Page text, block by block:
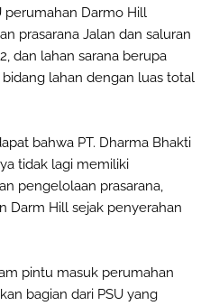
perumahan Darmo Hill
prasarana Jalan dan saluran
dan lahan sarana berupa
lahan dengan luas total
bahwa PT. Dharma Bhakti
tidak lagi memiliki
pengelolaan prasarana,
Darm Hill sejak penyerahan
pintu masuk perumahan
bagian dari PSU yang